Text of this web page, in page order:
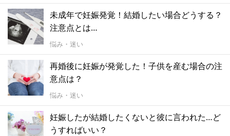
未成年で妊娠発覚！結婚したい場合どうする？
注意点とは…
悩み・迷い
再婚後に妊娠が発覚した！子供を産む場合の注
意点は？
悩み・迷い
妊娠したが結婚したくないと彼に言われた…ど
うすればいい？